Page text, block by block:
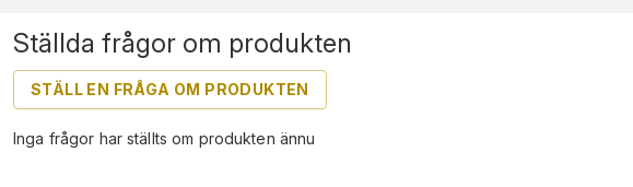
Ställda frågor om produkten
STÄLL EN FRÅGA OM PRODUKTEN
Inga frågor har ställts om produkten ännu